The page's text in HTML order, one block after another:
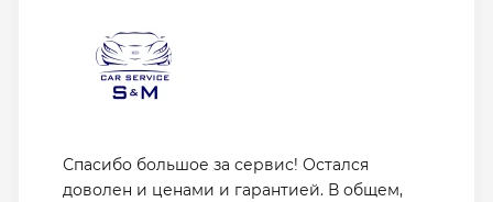
Спасибо большое за сервис! Остался
доволен и ценами и гарантией. В общем,